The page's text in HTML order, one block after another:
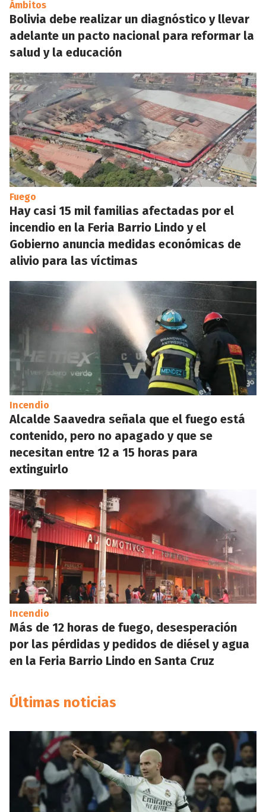
Ámbitos
Bolivia debe realizar un diagnóstico y llevar
adelante un pacto nacional para reformar la
salud y la educación
Fuego
Hay casi 15 mil familias afectadas por el
incendio en la Feria Barrio Lindo y el
Gobierno anuncia medidas económicas de
alivio para las víctimas
Incendio
Alcalde Saavedra señala que el fuego está
contenido, pero no apagado y que se
necesitan entre 12 a 15 horas para
extinguirlo
Incendio
Más de 12 horas de fuego, desesperación
por las pérdidas y pedidos de diésel y agua
en la Feria Barrio Lindo en Santa Cruz
Últimas noticias